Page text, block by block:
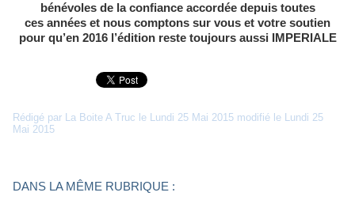
bénévoles de la confiance accordée depuis toutes
ces années et nous comptons sur vous et votre soutien
pour qu’en 2016 l’édition reste toujours aussi IMPERIALE
Rédigé par La Boite A Truc le Lundi 25 Mai 2015 modifié le Lundi 25
Mai 2015
DANS LA MÊME RUBRIQUE :